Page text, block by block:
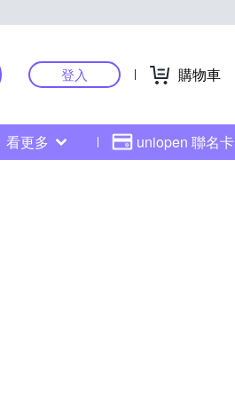
登入 購物車
看更多 uniopen 聯名卡